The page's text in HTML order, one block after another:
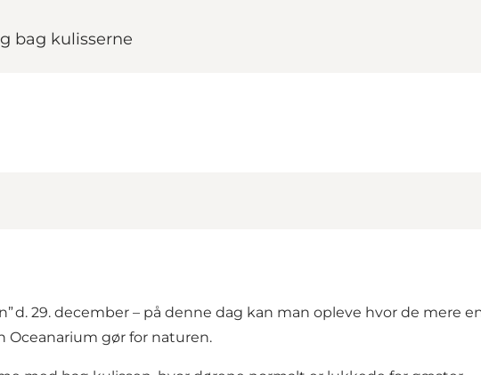
bag kulisserne
d. 29. december – på denne dag kan man opleve hvor de mere
Oceanarium gør for naturen.